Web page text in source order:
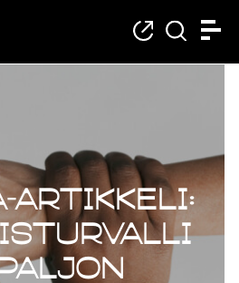
artikkeli: